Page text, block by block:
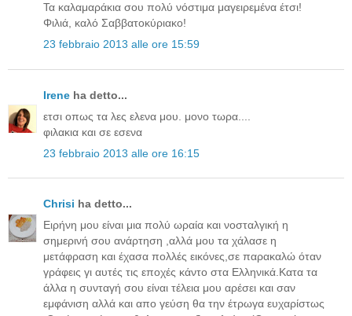
Τα καλαμαράκια σου πολύ νόστιμα μαγειρεμένα έτσι!
Φιλιά, καλό Σαββατοκύριακο!
23 febbraio 2013 alle ore 15:59
Irene ha detto...
ετσι οπως τα λες ελενα μου. μονο τωρα....
φιλακια και σε εσενα
23 febbraio 2013 alle ore 16:15
Chrisi ha detto...
Ειρήνη μου είναι μια πολύ ωραία και νοσταλγική η
σημερινή σου ανάρτηση ,αλλά μου τα χάλασε η
μετάφραση και έχασα πολλές εικόνες,σε παρακαλώ όταν
γράφεις γι αυτές τις εποχές κάντο στα Ελληνικά.Κατα τα
άλλα η συνταγή σου είναι τέλεια μου αρέσει και σαν
εμφάνιση αλλά και απο γεύση θα την έτρωγα ευχαρίστως